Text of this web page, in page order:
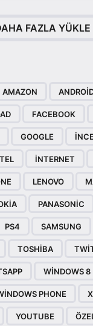
FAZLA YÜKLE
AMAZON
FACEBOOK
GOOGLE
INTERNET
LENOVO
PANASONIC
PS4 SAMSUNG
TOSHIBA
WINDOWS 8
PHONE
YOUTUBE